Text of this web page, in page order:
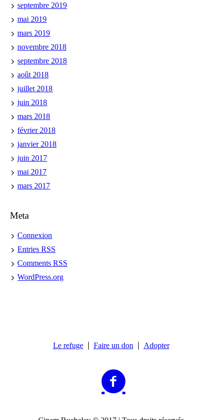
septembre 2019
mai 2019
mars 2019
novembre 2018
septembre 2018
août 2018
juillet 2018
juin 2018
mars 2018
février 2018
janvier 2018
juin 2017
mai 2017
mars 2017
Meta
Connexion
EntriesRSS
CommentsRSS
WordPress.org
Le refuge Faire un don Adopter